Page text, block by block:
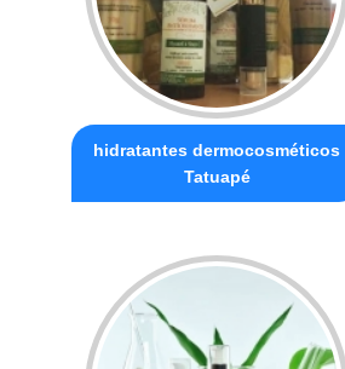
hidratantes dermocosméticos
Tatuapé